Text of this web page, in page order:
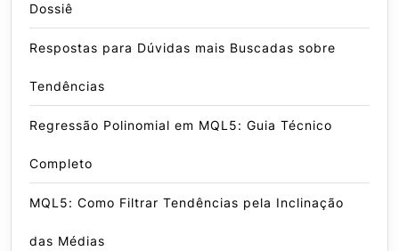
Dossiê
Respostas para Dúvidas mais Buscadas sobre
Tendências
Regressão Polinomial em MQL5: Guia Técnico
Completo
MQL5: Como Filtrar Tendências pela Inclinação
das Médias